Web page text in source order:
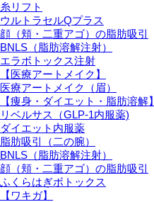
糸リフト
ウルトラセルQプラス
顔（頬・二重アゴ）の脂肪吸引
BNLS（脂肪溶解注射）
エラボトックス注射
【医療アートメイク】
医療アートメイク（眉）
【痩身・ダイエット・脂肪溶解】
リベルサス（GLP-1内服薬)
ダイエット内服薬
脂肪吸引（二の腕）
BNLS（脂肪溶解注射）
顔（頬・二重アゴ）の脂肪吸引
ふくらはぎボトックス
【ワキガ】